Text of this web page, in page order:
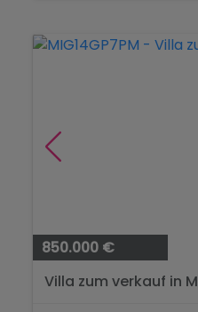
850.000 €
Villa zum verkauf in